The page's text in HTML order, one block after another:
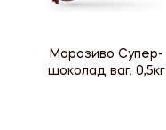
Морозиво Супер-
шоколад ваг. 0,5кг